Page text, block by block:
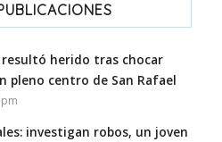
herido tras chocar
pleno centro de San Rafael
investigan robos, un joven